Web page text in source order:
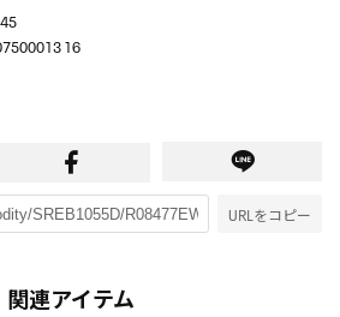
16
URLをコピー
関連アイテム